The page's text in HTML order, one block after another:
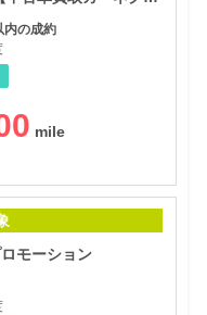
内の成約
モーション